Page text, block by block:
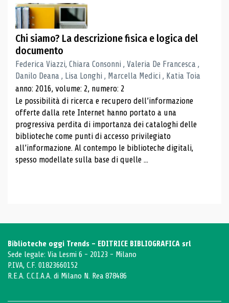
Chi siamo? La descrizione fisica e logica del
documento
Federica Viazzi, Chiara Consonni , Valeria De Francesca ,
Danilo Deana , Lisa Longhi , Marcella Medici , Katia Toia
anno: 2016, volume: 2, numero: 2
Le possibilità di ricerca e recupero dell’informazione
offerte dalla rete Internet hanno portato a una
progressiva perdita di importanza dei cataloghi delle
biblioteche come punti di accesso privilegiato
all’informazione. Al contempo le biblioteche digitali,
spesso modellate sulla base di quelle ...
Biblioteche oggi Trends - EDITRICE BIBLIOGRAFICA srl
Sede legale: Via Lesmi 6 - 20123 - Milano
P.IVA, C.F. 01823660152
R.E.A. C.C.I.A.A. di Milano N. Rea 878486